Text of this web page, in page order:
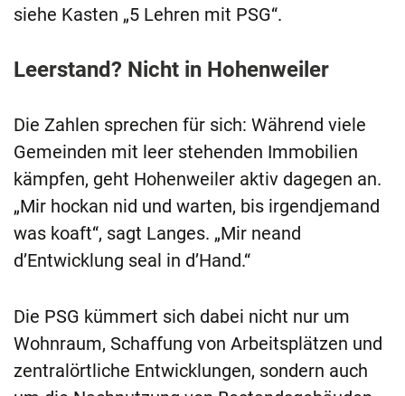
siehe Kasten „5 Lehren mit PSG“.
Leerstand? Nicht in Hohenweiler
Die Zahlen sprechen für sich: Während viele
Gemeinden mit leer stehenden Immobilien
kämpfen, geht Hohenweiler aktiv dagegen an.
„Mir hockan nid und warten, bis irgendjemand
was koaft“, sagt Langes. „Mir neand
d’Entwicklung seal in d’Hand.“
Die PSG kümmert sich dabei nicht nur um
Wohnraum, Schaffung von Arbeitsplätzen und
zentralörtliche Entwicklungen, sondern auch